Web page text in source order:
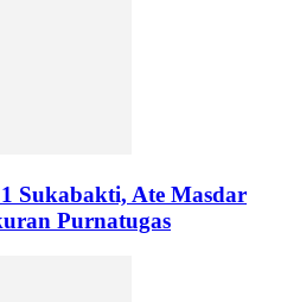
Sukabakti, Ate Masdar
Purnatugas